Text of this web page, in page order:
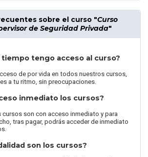
sobre el curso "Curso
de Seguridad Privada"
tengo acceso al curso?
de por vida en todos nuestros cursos,
a tu ritmo, sin preocupaciones.
inmediato los cursos?
cursos son con acceso inmediato y para
tras pagar, podrás acceder de inmediato
son los cursos?